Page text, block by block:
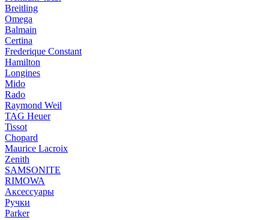
Breitling
Omega
Balmain
Certina
Frederique Constant
Hamilton
Longines
Mido
Rado
Raymond Weil
TAG Heuer
Tissot
Chopard
Maurice Lacroix
Zenith
SAMSONITE
RIMOWA
Аксессуары
Ручки
Parker